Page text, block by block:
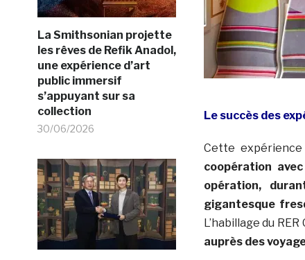
La Smithsonian projette
les rêves de Refik Anadol,
une expérience d’art
public immersif
s’appuyant sur sa
collection
30/06/2026
Le succès des
Cette
coopération
opération,
gigantesque
L’habillage du
auprès des